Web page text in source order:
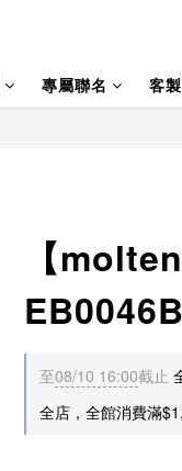
專屬聯名 客
【
至08/10 16:00截止
全店，全館消費滿